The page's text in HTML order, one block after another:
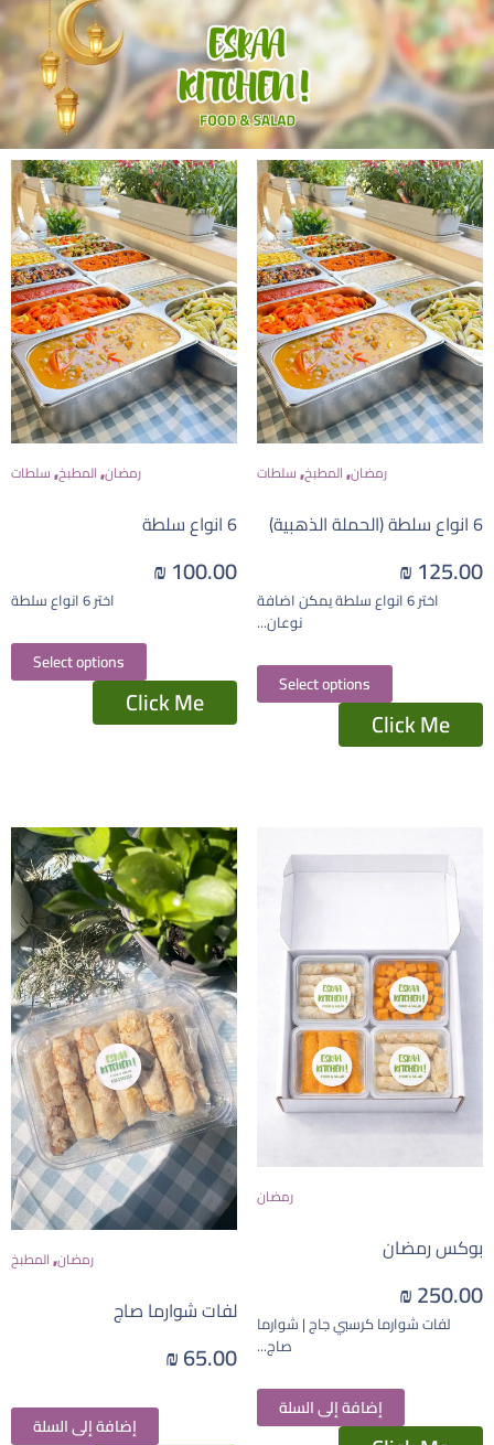
رمضان,المطبخ,سلطات
6 انواع سلطة (الحملة الذهبية)
125.00
₪
اختر 6 انواع سلطة يمكن اضافة
نوعان...
Select options
Click Me
رمضان,المطبخ,سلطات
6 انواع سلطة
100.00
₪
اختر 6 انواع سلطة
Select options
Click Me
رمضان
بوكس رمضان
250.00
₪
لفات شوارما كرسبي جاج | شوارما
صاج...
إضافة إلى السلة
رمضان,المطبخ
لفات شوارما صاج
65.00
₪
إضافة إلى السلة